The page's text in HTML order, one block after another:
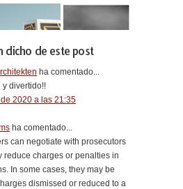
dicho de este post
ha comentado...
y divertido!!
2020 a las 21:35
ha comentado...
can negotiate with prosecutors
reduce charges or penalties in
In some cases, they may be
dismissed or reduced to a